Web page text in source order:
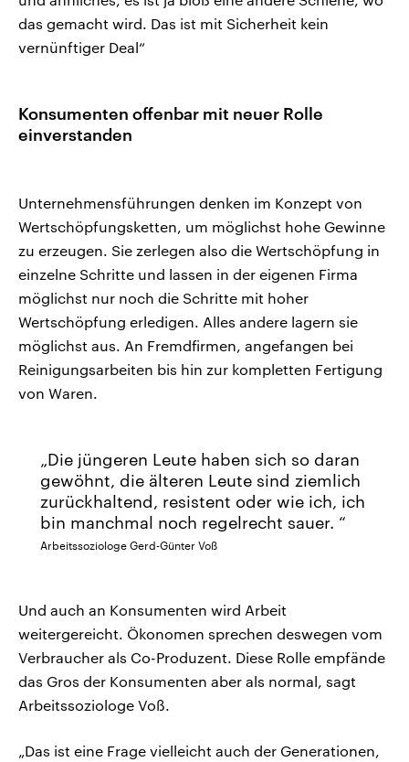
das gemacht wird. Das ist mit Sicherheit kein
vernünftiger Deal“
Konsumenten offenbar mit neuer Rolle
einverstanden
Unternehmensführungen denken im Konzept von
Wertschöpfungsketten, um möglichst hohe Gewinne
zu erzeugen. Sie zerlegen also die Wertschöpfung in
einzelne Schritte und lassen in der eigenen Firma
möglichst nur noch die Schritte mit hoher
Wertschöpfung erledigen. Alles andere lagern sie
möglichst aus. An Fremdfirmen, angefangen bei
Reinigungsarbeiten bis hin zur kompletten Fertigung
von Waren.
Die jüngeren Leute haben sich so daran
gewöhnt, die älteren Leute sind ziemlich
zurückhaltend, resistent oder wie ich, ich
bin manchmal noch regelrecht sauer.
Arbeitssoziologe Gerd-Günter Voß
Und auch an Konsumenten wird Arbeit
weitergereicht. Ökonomen sprechen deswegen vom
Verbraucher als Co-Produzent. Diese Rolle empfände
das Gros der Konsumenten aber als normal, sagt
Arbeitssoziologe Voß.
„Das ist eine Frage vielleicht auch der Generationen,